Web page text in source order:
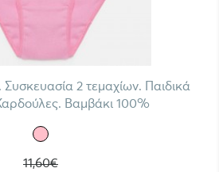
Συσκευασία 2 τεμαχίων. Παιδικά
Βαμβάκι 100%
11,60€